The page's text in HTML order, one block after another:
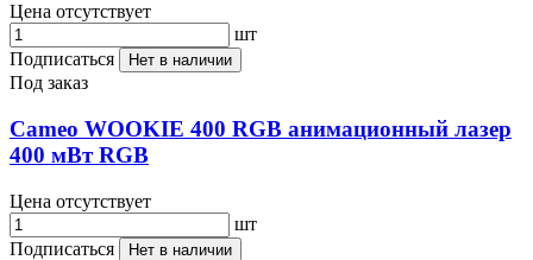
Цена отсутствует
шт
Подписаться
Нет в наличии
Под заказ
Cameo WOOKIE 400 RGB анимационный лазер
400 мВт RGB
Цена отсутствует
шт
Подписаться
Нет в наличии